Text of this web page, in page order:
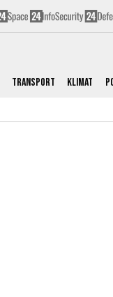
Transport Klimat